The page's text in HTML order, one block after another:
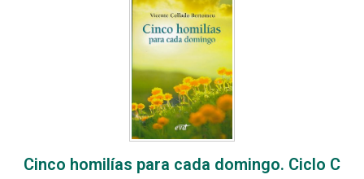
Cinco homilías para cada domingo. Ciclo C